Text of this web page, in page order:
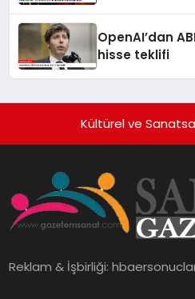
OpenAI’dan
hisse teklifi
Kültürel ve
Reklam & İşbirliği: